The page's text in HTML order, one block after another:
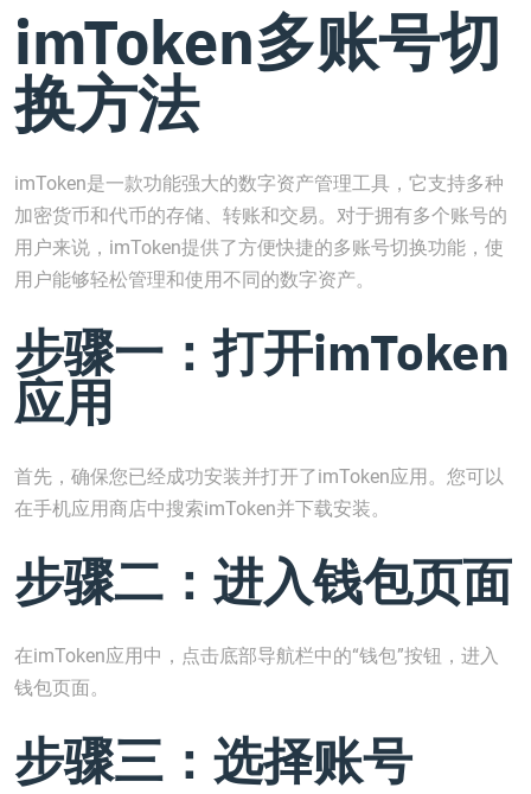
imToken多账号切
换方法
imToken是一款功能强大的数字资产管理工具，它支持多种
加密货币和代币的存储、转账和交易。对于拥有多个账号的
用户来说，imToken提供了方便快捷的多账号切换功能，使
用户能够轻松管理和使用不同的数字资产。
步骤一：打开imToken
应用
首先，确保您已经成功安装并打开了imToken应用。您可以
在手机应用商店中搜索imToken并下载安装。
步骤二：进入钱包页面
在imToken应用中，点击底部导航栏中的“钱包”按钮，进入
钱包页面。
步骤三：选择账号